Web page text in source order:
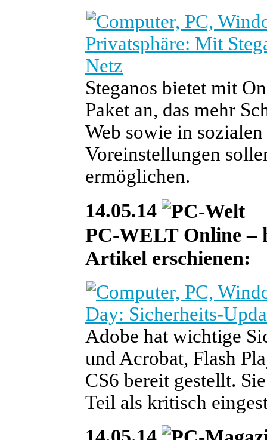
Privatsphäre: Mit
Netz
Steganos bietet mit
Paket an, das mehr
Web sowie in
Voreinstellungen
ermöglichen.
14.05.14
PC-WELT Online –
Artikel erschienen:
Day: Sicherheits-
Adobe hat wichtige
und Acrobat, Flash
CS6 bereit gestellt.
Teil als kritisch